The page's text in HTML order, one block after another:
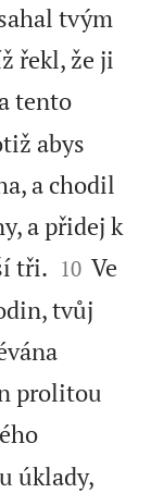
tvým
řekl, že ji
tento
abys
a chodil
a přidej k
tři. 

10 Ve
tvůj
prolitou
úklady,